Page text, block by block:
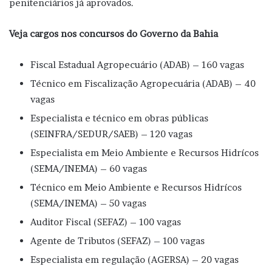
penitenciários já aprovados.
Veja cargos nos concursos do Governo da Bahia
Fiscal Estadual Agropecuário (ADAB) – 160 vagas
Técnico em Fiscalização Agropecuária (ADAB) – 40
vagas
Especialista e técnico em obras públicas
(SEINFRA/SEDUR/SAEB) – 120 vagas
Especialista em Meio Ambiente e Recursos Hidrícos
(SEMA/INEMA) – 60 vagas
Técnico em Meio Ambiente e Recursos Hidrícos
(SEMA/INEMA) – 50 vagas
Auditor Fiscal (SEFAZ) – 100 vagas
Agente de Tributos (SEFAZ) – 100 vagas
Especialista em regulação (AGERSA) – 20 vagas